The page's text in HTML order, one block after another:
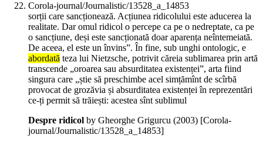
Corola-journal/Journalistic/13528_a_14853
sorții care sancționează. Acțiunea ridicolului este aducerea la
realitate. Dar omul ridicol o percepe ca pe o nedreptate, ca pe
o sancțiune, deși este sancționată doar aparența neîntemeiată.
De aceea, el este un învins”. În fine, sub unghi ontologic, e
abordată teza lui Nietzsche, potrivit căreia sublimarea prin artă
transcende „oroarea sau absurditatea existenței”, arta fiind
singura care „știe să preschimbe acel simțămînt de scîrbă
provocat de grozăvia și absurditatea existenței în reprezentări
ce-ți permit să trăiești: acestea sînt sublimul
Despre ridicol by Gheorghe Grigurcu (2003) [Corola-
journal/Journalistic/13528_a_14853]